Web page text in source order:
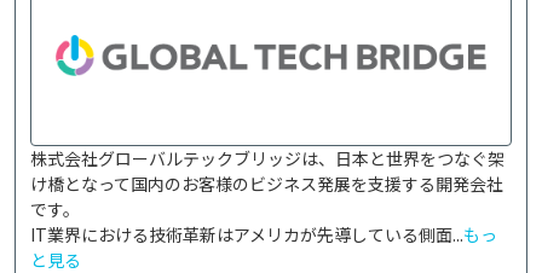
株式会社グローバルテックブリッジは、日本と世界をつなぐ架
け橋となって国内のお客様のビジネス発展を支援する開発会社
です。
IT業界における技術革新はアメリカが先導している側面...もっ
と見る